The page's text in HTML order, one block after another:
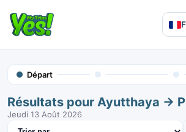
Départ
Résultats pour Ayutthaya →
Jeudi 13 Août 2026
Trier les résultats